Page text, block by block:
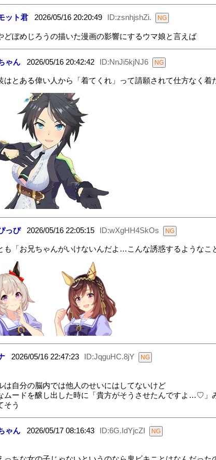
ット君2026/05/16 20:20:49 ID:zsnhjshZi.
どぼめじろうの描いた漫画の影響にするウマ娘と言えば
ゃん2026/05/16 20:42:42 ID:NnJi5kjNJ6
はとある偉い人から「着てくれ」って請願されて仕方なく
っぴ2026/05/16 22:05:15 ID:wXgHH4SkOs
も「お兄ちゃんがいけないんだよ…こんな誘惑するような
2026/05/16 22:47:23 ID:JqguHC.8jY
は自分の脳内では他人のせいにはしてないけど
ムードを醸し出した時に「貴方がそうさせたんですよ…♡」
そう
ゃん2026/05/17 08:16:43 ID:6G.IdYjcZI